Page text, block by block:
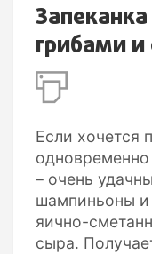
грибами
Если хочется
– очень
шампиньоны и
яично-
сыра.